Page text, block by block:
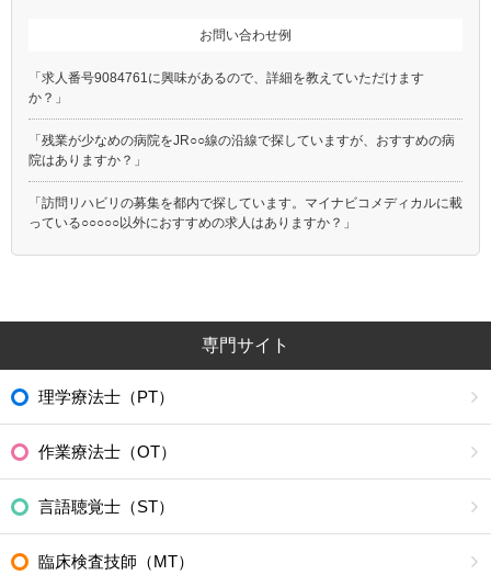
お問い合わせ例
「求人番号9084761に興味があるので、詳細を教えていただけます
か？」
「残業が少なめの病院をJR○○線の沿線で探していますが、おすすめの病
院はありますか？」
「訪問リハビリの募集を都内で探しています。マイナビコメディカルに載
っている○○○○○以外におすすめの求人はありますか？」
専門サイト
理学療法士（PT）
作業療法士（OT）
言語聴覚士（ST）
臨床検査技師（MT）